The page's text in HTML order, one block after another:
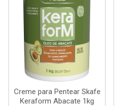
Creme para Pentear Skafe
Keraform Abacate 1kg